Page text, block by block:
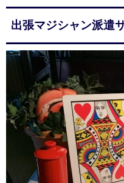
出張マジシャン派遣